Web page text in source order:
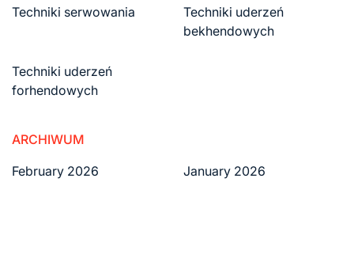
Techniki serwowania
Techniki uderzeń
bekhendowych
Techniki uderzeń
forhendowych
ARCHIWUM
February 2026
January 2026